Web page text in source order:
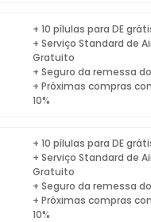
+ 10 pílulas para DE
+ Serviço Standard de
Gratuito
+ Seguro da remessa
+ Próximas compras
10%
+ 10 pílulas para DE
+ Serviço Standard de
Gratuito
+ Seguro da remessa
+ Próximas compras
10%